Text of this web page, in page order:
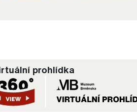
prohlídka